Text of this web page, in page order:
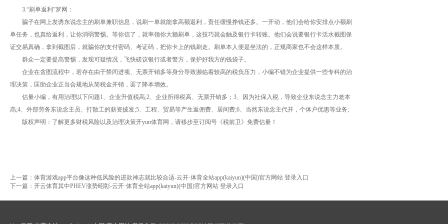
3.“刷单返利”罗网：
骗子在网上发诱东说念主的刷单兼职信息，说刷一单就能拿高额返利，责任缓慢挣钱还多。一开动，他们会给你安排点小额刷
单任务，也真给返利，让你消弱警惕。等你信了，就率领你大额刷单，这技巧就会触及银行卡转账。他们会说要银行卡活水截图保
证交易真确，拿到截图后，就骗你的支付密码、考证码，把你卡上的钱刷走。刷单本人便是坐法的，正规商家也不会这样本质。
群众一定要提高警惕，发现可疑情况，飞快磋议银行或者警方，保护好我方的钱袋子。
企业在贪图流程中，若存在由于禁闭进项、无票开销多等身分导致濒临着较高的税负压力，小编不错为企业提供一些专科的治
理决策，匡助企业正当合规地从简税金开销，罢了降本增效。
估量小编，有用治理以下问题1、企业升值税高;2、企业所得税高、无票开销多；3、因为社保入税，导致企业东说念主力老本
高;4、外部劳务东说念主员、打散工的薪资披发;5、工程、贸易等产生返佣费、居间费;6、当然东说念主代开，个体户优惠等业务;
版权声明：了解更多财税风险以及治理决策开yun体育网，请移步至订阅号《税前卫》免费估量！
上一篇： 体育游戏app平台像这种低风险的进款神志就比较合适-云开·体育全站app(kaiyun)(中国)官方网站 登录入口
下一篇： 开云体育其中PHEV涨势昭彰-云开·体育全站app(kaiyun)(中国)官方网站 登录入口